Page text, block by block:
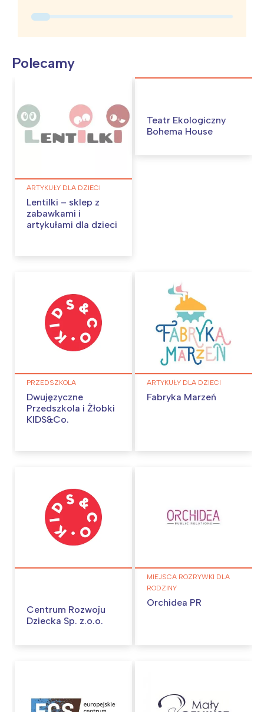
Polecamy
ARTYKUŁY DLA DZIECI
Lentilki – sklep z
zabawkami i
artykułami dla dzieci
Teatr Ekologiczny
Bohema House
PRZEDSZKOLA
Dwujęzyczne
Przedszkola i Żłobki
KIDS&Co.
ARTYKUŁY DLA DZIECI
Fabryka Marzeń
Centrum Rozwoju
Dziecka Sp. z.o.o.
MIEJSCA ROZRYWKI DLA
RODZINY
Orchidea PR
Warszawa
Śląsk